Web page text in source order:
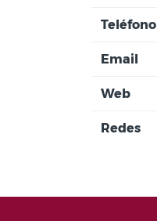
Teléfono
Email
Web
Redes